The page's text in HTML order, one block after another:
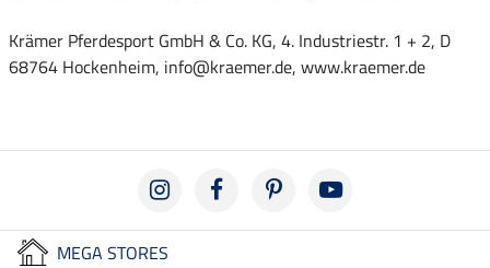
Krämer Pferdesport GmbH & Co. KG, 4. Industriestr. 1 + 2, D
68764 Hockenheim, info@kraemer.de, www.kraemer.de
MEGA STORES